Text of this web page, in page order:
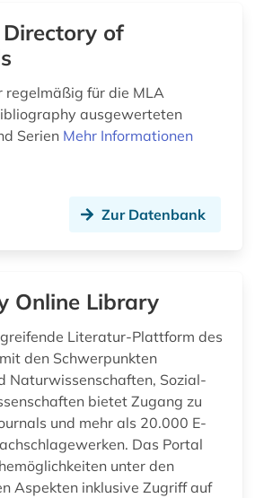
(4)
iberoromanistik (2)
journalismus (2)
Directory of
regelmäßig für die MLA
ausgewerteten
Serien Mehr Informationen
Zur Datenbank
Online Library
Literatur-Plattform des
den Schwerpunkten
Naturwissenschaften, Sozial-
bietet Zugang zu
und mehr als 20.000 E-
Das Portal
unter den
Aspekten inklusive Zugriff auf